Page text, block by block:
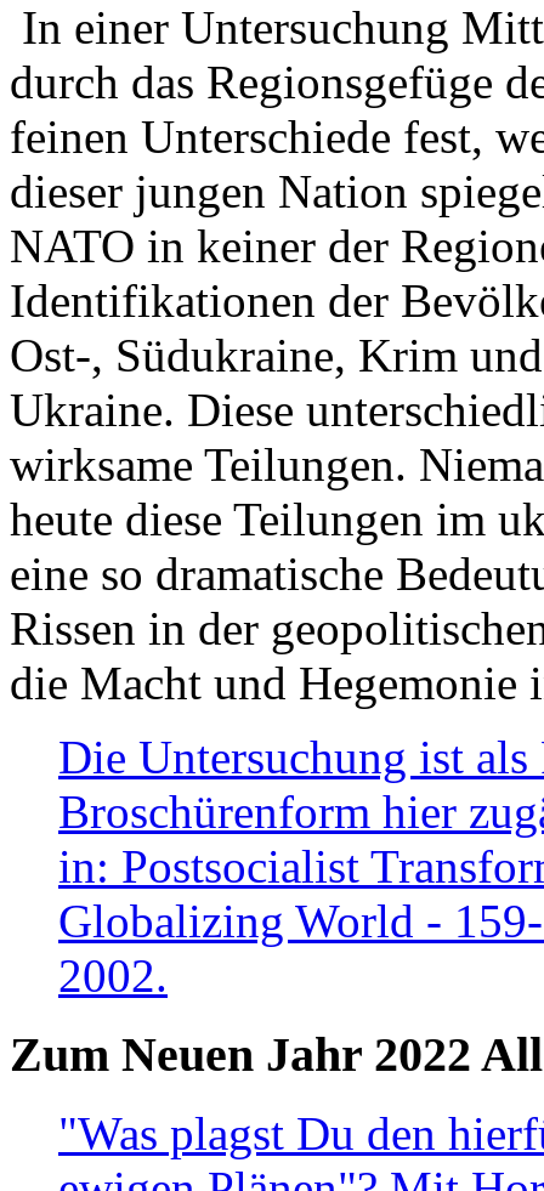
In einer Untersuchung
durch das Regionsgefüge
feinen Unterschiede fest,
dieser jungen Nation
NATO in keiner der
Identifikationen der
Ost-, Südukraine, Krim
Ukraine. Diese
wirksame Teilungen.
heute diese Teilungen im
eine so dramatische
Rissen in der
die Macht und Hegemonie
Die Untersuchung ist
Broschürenform hier
in: Postsocialist
Globalizing World -
2002.
Zum Neuen Jahr 2022
"Was plagst Du den